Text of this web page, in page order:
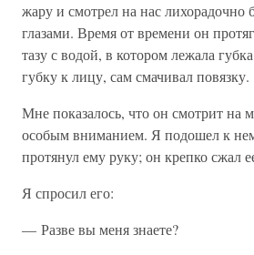
жару и смотрел на нас лихорадочно
глазами. Время от времени он
тазу с водой, в котором лежала
губку к лицу, сам смачивал повязку.
Мне показалось, что он смотрит на
особым вниманием. Я подошел к
протянул ему руку; он крепко сжал
Я спросил его:
— Разве вы меня знаете?